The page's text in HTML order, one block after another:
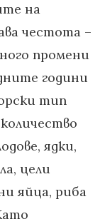
на
честота –
промени
години
тип
ядки,
цели
яйца, риба